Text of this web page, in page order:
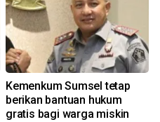
Kemenkum Sumsel tetap
berikan bantuan hukum
gratis bagi warga miskin